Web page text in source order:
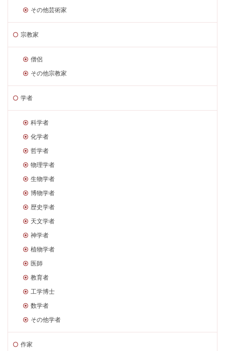
その他芸術家
宗教家
僧侶
その他宗教家
学者
科学者
化学者
哲学者
物理学者
生物学者
博物学者
歴史学者
天文学者
神学者
植物学者
医師
教育者
工学博士
数学者
その他学者
作家